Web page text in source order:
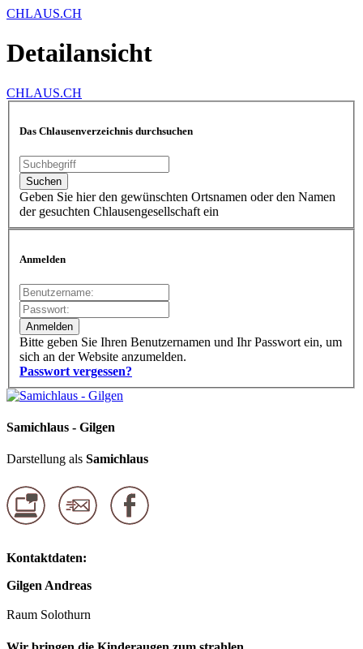
CHLAUS.CH
Detailansicht
CHLAUS.CH
Das Chlausenverzeichnis durchsuchen
Geben Sie hier den gewünschten Ortsnamen oder den Namen
der gesuchten Chlausengesellschaft ein
Anmelden
Bitte geben Sie Ihren Benutzernamen und Ihr Passwort ein, um
sich an der Website anzumelden.
Passwort vergessen?
Samichlaus - Gilgen
Darstellung als Samichlaus
Kontaktdaten:
Gilgen Andreas
Raum Solothurn